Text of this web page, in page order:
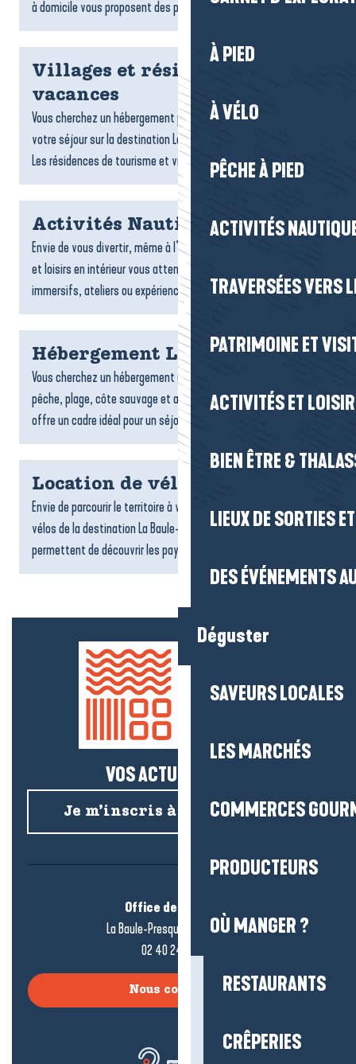
À PIED
À VÉLO
PÊCHE À PIED
ACTIVITÉS
TRAVERSÉES VERS
PATRIMOINE ET
ACTIVITÉS ET
BIEN ÊTRE &
LIEUX DE SORTIES
DES ÉVÉNEMENTS
Déguster
SAVEURS LOCALES
LES MARCHÉS
COMMERCES
PRODUCTEURS
OÙ MANGER ?
RESTAURANTS
CRÊPERIES
à domicile vous proposent des plats gourmands,...
Villages et résidences
vacances
Vous cherchez un hébergement pratique et confortable pour
votre séjour sur la destination La Baule-Presqu’île de Guérande ?
Les résidences de tourisme et villages vacances sont...
Activités Nautiques
Envie de vous divertir, même à l’abri ? De nombreuses activités
et loisirs en intérieur vous attendent : jeux, sports, espaces
immersifs, ateliers ou expériences ludiques....
Hébergement La Turballe
Vous cherchez un hébergement à La Turballe ? Entre port de
pêche, plage, côte sauvage et ambiance maritime, la commune
offre un cadre idéal pour un séjour authentique face à...
Location de vélos
Envie de parcourir le territoire à votre rythme ? Les loueurs de
vélos de la destination La Baule-Presqu’île de Guérande vous
permettent de découvrir les paysages, les villages...
VOS ACTUS SALÉES !
Je m’inscris à la newsletter
Office de tourisme
La Baule-Presqu’île de Guérande
02 40 24 34 44
Nous contacter